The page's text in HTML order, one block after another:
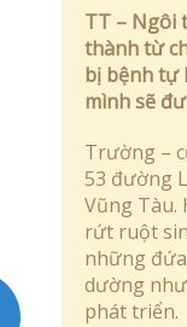
TT – Ngôi
thành từ
bị bệnh tự
mình sẽ
Trường –
53 đường
Vũng Tàu.
rứt ruột
những
dường
phát triển.